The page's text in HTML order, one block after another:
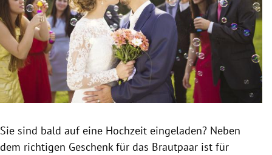
Untermenü
Untermenü
Untermenü
Untermenü
Sie sind bald auf eine Hochzeit eingeladen? Neben
dem richtigen Geschenk für das Brautpaar ist für